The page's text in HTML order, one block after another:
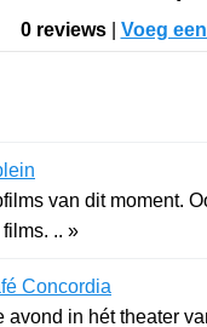
0 reviews| Voeg
van dit moment.
.. »
Concordia
avond in hét theater